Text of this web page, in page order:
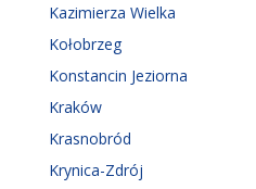
Kazimierza Wielka
Kołobrzeg
Konstancin Jeziorna
Kraków
Krasnobród
Krynica-Zdrój